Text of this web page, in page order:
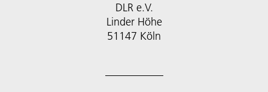
DLR e.V.
Linder Höhe
51147 Köln